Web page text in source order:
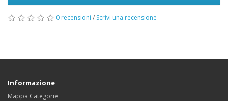
0 recensioni / Scrivi una recensione
Informazione
Mappa Categorie